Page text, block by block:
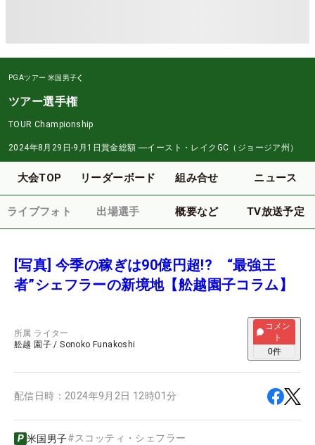
PGAツアー 米国男子
ツアー選手権
TOUR Championship
2024年8月29日-9月1日賞金総額 ―イースト・レイクGC（ジョージア州）
大会TOP リーダーボード 組み合せ ニュース
ライブフォト 出場選手 概要など TV放送予定
[写真] 今季の稼ぎは90億円超!? “最強王
者”シェフラーの新境地【舩越園子コラム】
所属 ライター
舩越 園子 /Sonoko Funakoshi
コメン
ト
0件
配信日時： 2024年9月2日 12時01分
米国男子#スコッティ・シェフラー